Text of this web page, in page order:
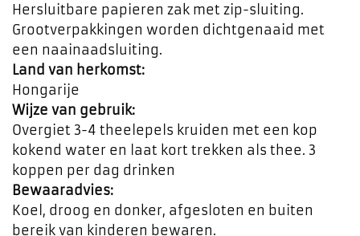
Hersluitbare papieren zak met zip-sluiting.
Grootverpakkingen worden dichtgenaaid met
een naainaadsluiting.
Land van herkomst:
Hongarije
Wijze van gebruik:
Overgiet 3-4 theelepels kruiden met een kop
kokend water en laat kort trekken als thee. 3
koppen per dag drinken
Bewaaradvies:
Koel, droog en donker, afgesloten en buiten
bereik van kinderen bewaren.